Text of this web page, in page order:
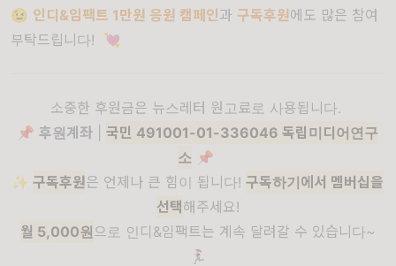
😉 인디&임팩트 1만원 응원 캠페인과 구독후원에도 많은 참여
부탁드립니다! 💘
소중한 후원금은 뉴스레터 원고료로 사용됩니다.
📌 후원계좌
국민 491001-01-336046 독립미디어연구
소 📌
✨ 구독후원은 언제나 큰 힘이 됩니다! 구독하기에서 멤버십을
선택 해주세요!
월 5,000원 으로 인디&임팩트는 계속 달려갈 수 있습니다~
🏃‍♀️